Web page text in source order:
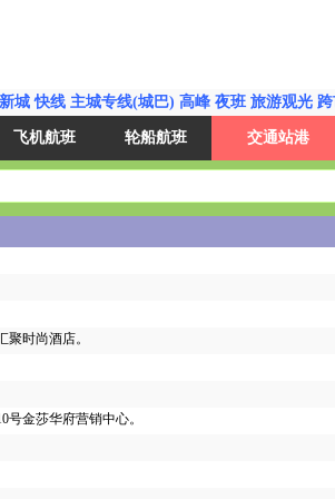
新城 快线 主城专线(城巴) 高峰 夜班 旅游观光
飞机航班 轮船航班 交通站港
时尚酒店。
金莎华府营销中心。